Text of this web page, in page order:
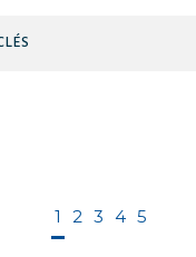
1 2 3 4 5